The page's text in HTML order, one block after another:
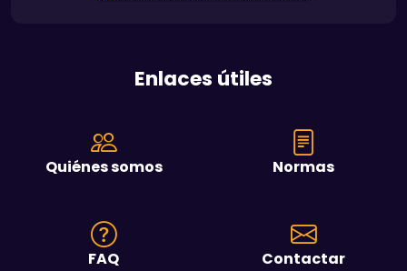
Enlaces útiles
Quiénes somos Normas
FAQ Contactar